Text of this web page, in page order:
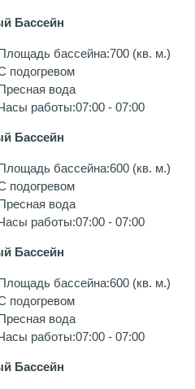
Бассейн
бассейна:700 (кв. м.)
подогревом
вода
работы:07:00 - 07:00
Бассейн
бассейна:600 (кв. м.)
подогревом
вода
работы:07:00 - 07:00
Бассейн
бассейна:600 (кв. м.)
подогревом
вода
работы:07:00 - 07:00
Бассейн